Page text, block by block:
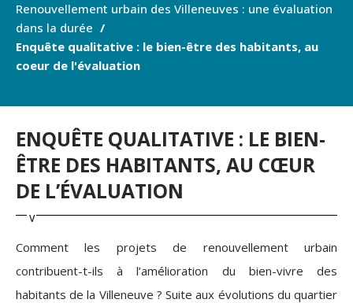
Renouvellement urbain des Villeneuves : une évaluation
dans la durée
Enquête qualitative : le bien-être des habitants, au
coeur de l'évaluation
ENQUÊTE QUALITATIVE : LE BIEN-
ÊTRE DES HABITANTS, AU CŒUR
DE L’ÉVALUATION
Comment les projets de renouvellement urbain
contribuent-t-ils à l’amélioration du bien-vivre des
habitants de la Villeneuve ? Suite aux évolutions du quartier